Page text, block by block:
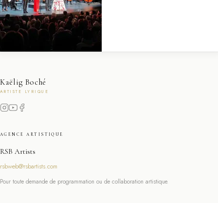
Kaëlig Boché
ARTISTE LYRIQUE
AGENCE ARTISTIQUE
RSB Artists
rsbweb@rsbartists.com
Pour toute demande de programmation ou de collaboration artistique.